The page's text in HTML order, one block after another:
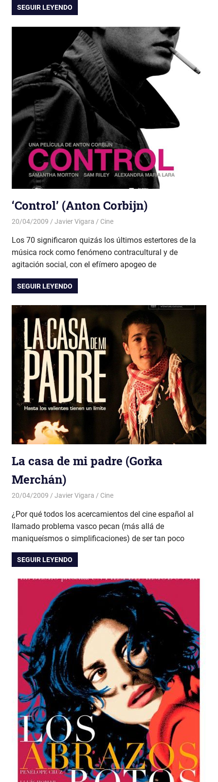
SEGUIR LEYENDO
‘Control’ (Anton Corbijn)
20/04/2009 Javier Vigara Cine
Los 70 significaron quizás los últimos estertores de la
música rock como fenómeno contracultural y de
agitación social, con el efímero apogeo de
SEGUIR LEYENDO
La casa de mi padre (Gorka
Merchán)
20/04/2009 Javier Vigara Cine
¿Por qué todos los acercamientos del cine español al
llamado problema vasco pecan (más allá de
maniqueísmos o simplificaciones) de ser tan poco
SEGUIR LEYENDO